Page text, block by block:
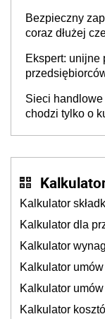
Bezpieczny
coraz dłużej
Ekspert: unijne
Sieci
chodzi tylko o
Kalkulator
Kalkulator dla
Kalkulator
Kalkulator
Kalkulator umów
Kalkulator